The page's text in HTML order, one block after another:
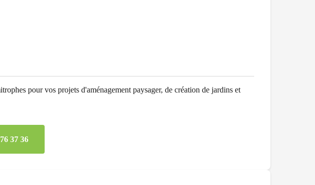
pour vos projets d'aménagement paysager, de création de jardins et
37 36